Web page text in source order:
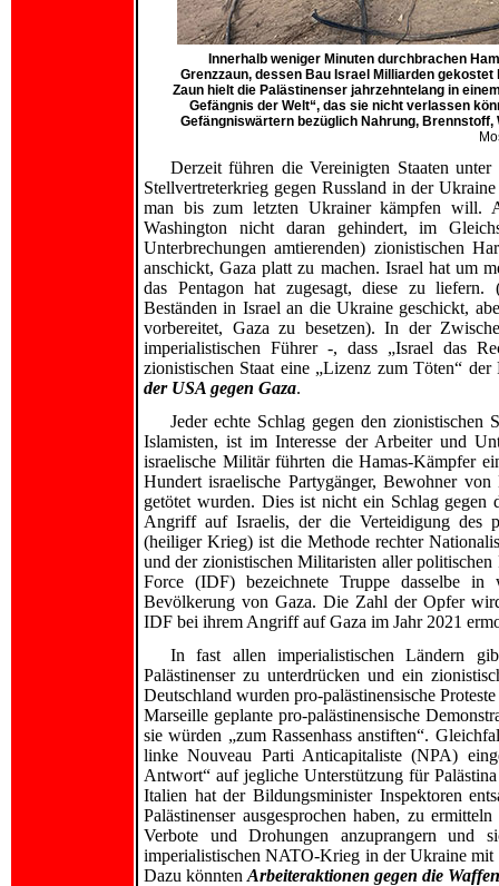
Innerhalb weniger Minuten durchbrachen
Grenzzaun, dessen Bau Israel Milliarden
Zaun hielt die Palästinenser jahrzehntelang in
Gefängnis der Welt“, das sie nicht verlassen
Gefängniswärtern bezüglich Nahrung,
Derzeit führen die Vereinigten Staaten
Stellvertreterkrieg gegen Russland in der
man bis zum letzten Ukrainer kämpfen will.
Washington nicht daran gehindert, im
Unterbrechungen amtierenden) zionistischen
anschickt, Gaza platt zu machen. Israel hat um
das Pentagon hat zugesagt, diese zu liefern.
Beständen in Israel an die Ukraine geschickt,
vorbereitet, Gaza zu besetzen). In der
imperialistischen Führer -, dass „Israel das
zionistischen Staat eine „Lizenz zum Töten“ der
der USA gegen Gaza.
Jeder echte Schlag gegen den zionistischen
Islamisten, ist im Interesse der Arbeiter und
israelische Militär führten die Hamas-Kämpfer
Hundert israelische Partygänger, Bewohner
getötet wurden. Dies ist nicht ein Schlag gegen
Angriff auf Israelis, der die Verteidigung des
(heiliger Krieg) ist die Methode rechter
und der zionistischen Militaristen aller
Force (IDF) bezeichnete Truppe dasselbe in
Bevölkerung von Gaza. Die Zahl der Opfer
IDF bei ihrem Angriff auf Gaza im Jahr 2021
In fast allen imperialistischen Ländern
Palästinenser zu unterdrücken und ein
Deutschland wurden pro-palästinensische
Marseille geplante pro-palästinensische
sie würden „zum Rassenhass anstiften“.
linke Nouveau Parti Anticapitaliste (NPA)
Antwort“ auf jegliche Unterstützung für
Italien hat der Bildungsminister Inspektoren
Palästinenser ausgesprochen haben, zu
Verbote und Drohungen anzuprangern und
imperialistischen NATO-Krieg in der Ukraine mit
Dazu könnten Arbeiteraktionen gegen die